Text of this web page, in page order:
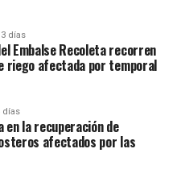
días
Embalse Recoleta recorren
afectada por temporal
días
en la recuperación de
afectados por las